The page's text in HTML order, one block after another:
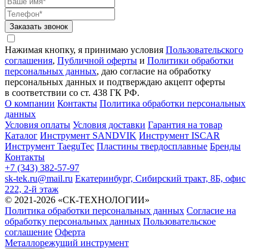
Заказать звонок
Нажимая кнопку, я принимаю условия Пользовательского
соглашения, Публичной оферты и Политики обработки
персональных данных, даю согласие на обработку
персональных данных и подтверждаю акцепт оферты
в соответствии со ст. 438 ГК РФ.
О компании Контакты Политика обработки персональных
данных
Условия оплаты Условия доставки Гарантия на товар
Каталог Инструмент SANDVIK Инструмент ISCAR
Инструмент TaeguTec Пластины твердосплавные Бренды
Контакты
+7 (343) 382-57-97
sk-tek.ru@mail.ru Екатеринбург, Сибирский тракт, 8Б, офис
222, 2-й этаж
© 2021-2026 «СК-ТЕХНОЛОГИИ»
Политика обработки персональных данных Согласие на
обработку персональных данных Пользовательское
соглашение Оферта
Металлорежущий инструмент